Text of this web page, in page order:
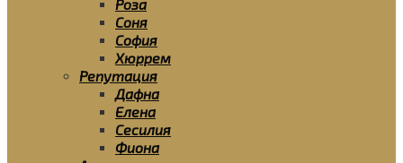
Роза
Соня
София
Хюррем
Репутация
Дафна
Елена
Сесилия
Фиона